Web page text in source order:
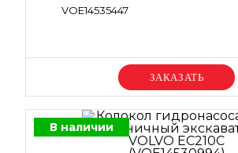
VOE14535447
Уточняйте цену
В наличии